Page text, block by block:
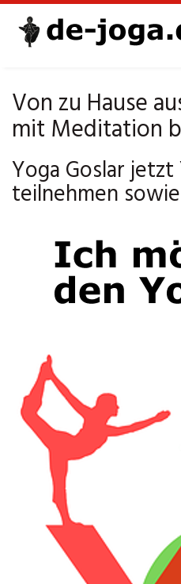
Von zu Hause
mit Meditation
Yoga Goslar
teilnehmen